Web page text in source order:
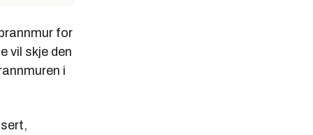
for
vil skje den
i